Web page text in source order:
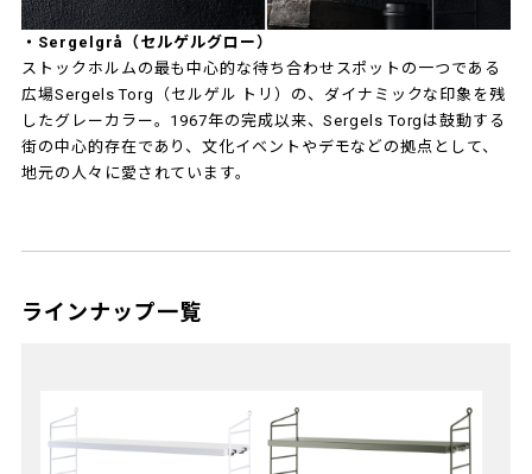
・Sergelgrå（セルゲルグロー）
ストックホルムの最も中心的な待ち合わせスポットの一つである
広場Sergels Torg（セルゲル トリ）の、ダイナミックな印象を残
したグレーカラー。1967年の完成以来、Sergels Torgは鼓動する
街の中心的存在であり、文化イベントやデモなどの拠点として、
地元の人々に愛されています。
ラインナップ一覧